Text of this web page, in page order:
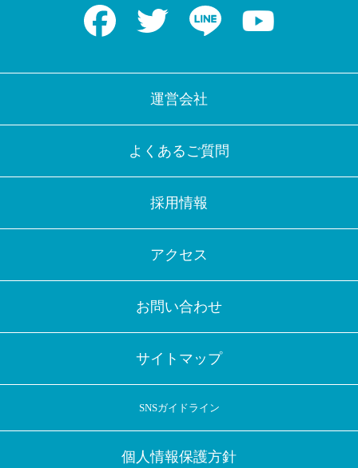
Facebook Twitter LINE
運営会社
よくあるご質問
採用情報
アクセス
お問い合わせ
サイトマップ
SNSガイドライン
個人情報保護方針